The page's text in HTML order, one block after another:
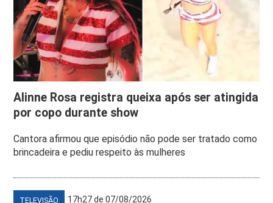
Alinne Rosa registra queixa após ser atingida
por copo durante show
Cantora afirmou que episódio não pode ser tratado como
brincadeira e pediu respeito às mulheres
TELEVISÃO 17h27 de 07/08/2026